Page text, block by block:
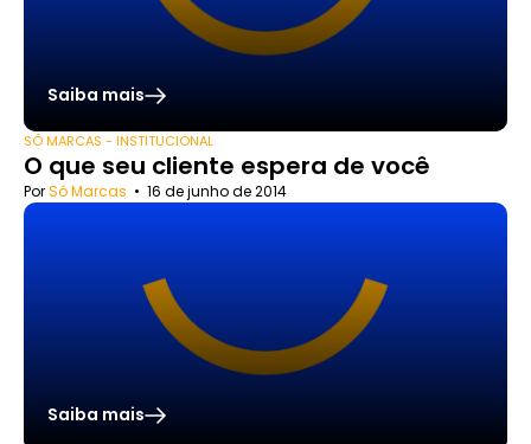
Saiba mais
SÓ MARCAS - INSTITUCIONAL
O que seu cliente espera de você
PorSó Marcas • 16 de junho de 2014
Saiba mais